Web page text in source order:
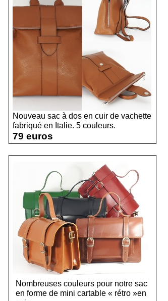
Nouveau sac à dos en cuir de vachette
fabriqué en Italie. 5 couleurs.
79 euros
Nombreuses couleurs pour notre sac
en forme de mini cartable « rétro »en